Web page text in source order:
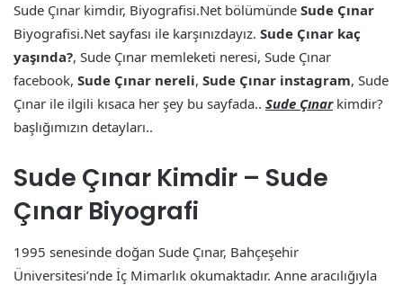
Sude Çınar kimdir, Biyografisi.Net bölümünde Sude Çınar
Biyografisi.Net sayfası ile karşınızdayız. Sude Çınar kaç
yaşında?, Sude Çınar memleketi neresi, Sude Çınar
facebook, Sude Çınar nereli, Sude Çınar instagram, Sude
Çınar ile ilgili kısaca her şey bu sayfada.. Sude Çınarkimdir?
başlığımızın detayları..
Sude Çınar Kimdir – Sude
Çınar Biyografi
1995 senesinde doğan Sude Çınar, Bahçeşehir
Üniversitesi’nde İç Mimarlık okumaktadır. Anne aracılığıyla